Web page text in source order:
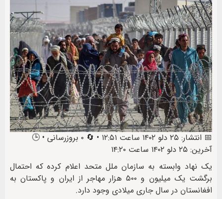
📅 انتشار: ۲۵ دلو ۱۴۰۲ ساعت ۱۲:۵۱ • 🔄 ۰ بروزرسانی • 🕒
آخرین: ۲۵ دلو ۱۴۰۲ ساعت ۱۴:۲۰
یک نهاد وابسته به سازمان ملل متحد اعلام کرده که احتمال
برگشت یک میلیون و ۵۰۰ هزار مهاجر از ایران و پاکستان به
افغانستان در سال جاری میلادی وجود دارد.